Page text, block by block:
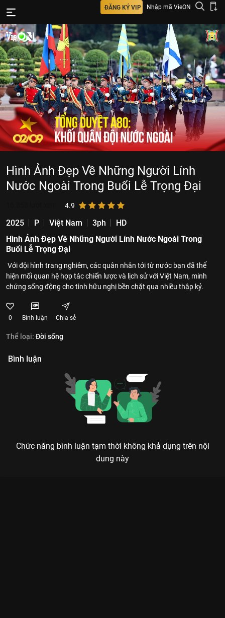
ĐĂNG KÝ VIP Nhập mã VieON
Hình Ảnh Đẹp Về Những Người Lính
Nước Ngoài Trong Buổi Lễ Trọng Đại
4.9
2025 P Việt Nam 3ph
HD
Hình Ảnh Đẹp Về Những Người Lính Nước Ngoài Trong
Buổi Lễ Trọng Đại
Với đội hình trang nghiêm, các quân nhân tới từ nước bạn đã thể
hiện mối quan hệ hợp tác chiến lược và lịch sử với Việt Nam, minh
chứng sống động cho tình hữu nghị bền chặt qua nhiều thập kỷ.
0 Bình luận Chia sẻ
Thể loại: Đời sống
Bình luận
Chức năng bình luận tạm thời không khả dụng trên nội
dung này